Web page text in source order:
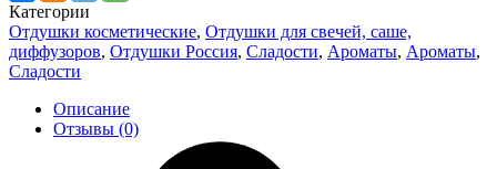
Категории
Отдушки косметические, Отдушки для свечей, саше,
диффузоров, Отдушки Россия, Сладости, Ароматы, Ароматы,
Сладости
Описание
Отзывы (0)